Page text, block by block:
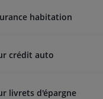
habitation
crédit auto
livrets d'épargne